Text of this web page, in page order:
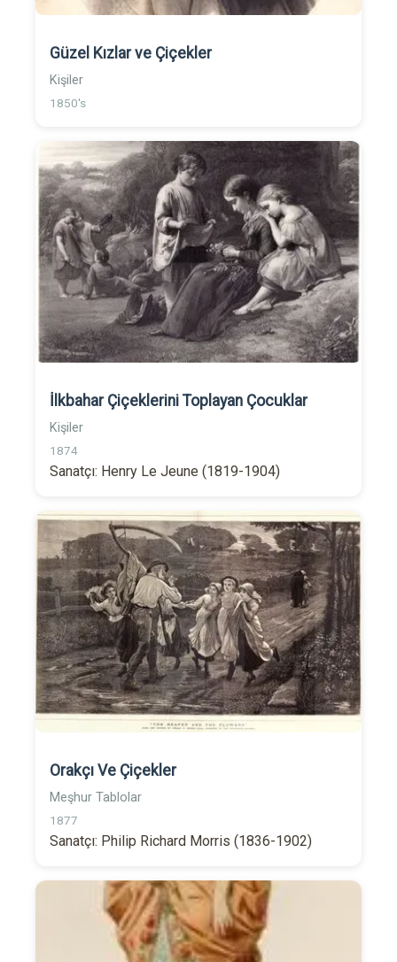
Güzel Kızlar ve Çiçekler
Kişiler
1850's
İlkbahar Çiçeklerini Toplayan Çocuklar
Kişiler
1874
Sanatçı: Henry Le Jeune (1819-1904)
Orakçı Ve Çiçekler
Meşhur Tablolar
1877
Sanatçı: Philip Richard Morris (1836-1902)